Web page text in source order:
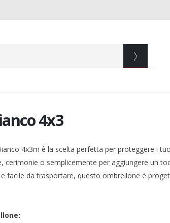
4x3
4x3m è la scelta perfetta per proteggere i
cerimonie o semplicemente per aggiungere un
facile da trasportare, questo ombrellone è